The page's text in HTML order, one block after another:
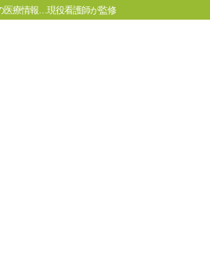
医療情報…現役看護師が監修